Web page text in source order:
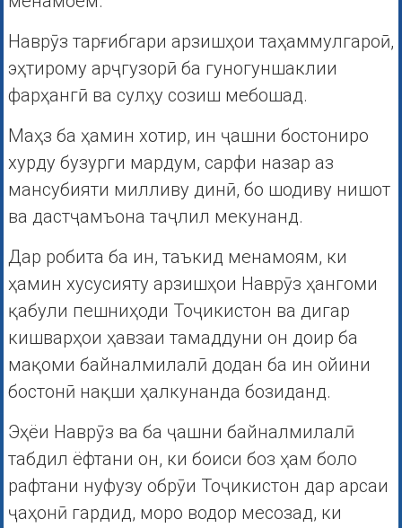
Наврӯз тарғибгари арзишҳои таҳаммулгароӣ,
эҳтирому арҷгузорӣ ба гуногуншаклии
фарҳангӣ ва сулҳу созиш мебошад.
Маҳз ба ҳамин хотир, ин ҷашни бостониро
хурду бузурги мардум, сарфи назар аз
мансубияти милливу динӣ, бо шодиву нишот
ва дастҷамъона таҷлил мекунанд.
Дар робита ба ин, таъкид менамоям, ки
ҳамин хусусияту арзишҳои Наврӯз ҳангоми
қабули пешниҳоди Тоҷикистон ва дигар
кишварҳои ҳавзаи тамаддуни он доир ба
мақоми байналмилалӣ додан ба ин ойини
бостонӣ нақши ҳалкунанда бозиданд.
Эҳёи Наврӯз ва ба ҷашни байналмилалӣ
табдил ёфтани он, ки боиси боз ҳам боло
рафтани нуфузу обрӯи Тоҷикистон дар арсаи
ҷаҳонӣ гардид, моро водор месозад, ки